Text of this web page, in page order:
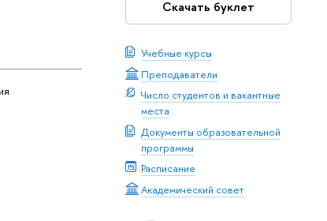
Скачать буклет
Учебные курсы
Преподаватели
Число студентов и вакантные
места
Документы образовательной
программы
Расписание
Академический совет